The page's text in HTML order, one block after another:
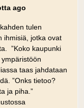
ago
tulen
ihmisiä, jotka ovat
”Koko kaupunki
taas jahdataan
”Onks tietoo?
ja piha.”